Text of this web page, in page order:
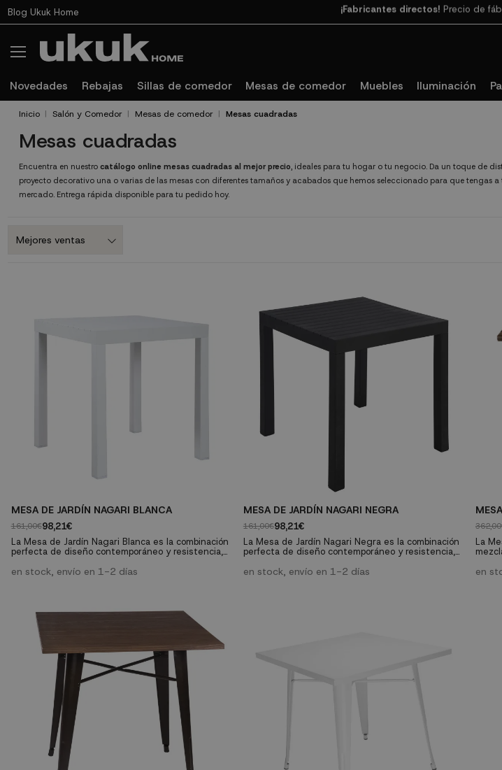
Blog Ukuk Home Paga en 3cuotas SIN
Novedades Rebajas Sillas de comedor Mesas de comedor Muebles Iluminación
Inicio Salón y Comedor Mesas de comedor Mesas cuadradas
Mesas cuadradas
Encuentra en nuestro catálogo online mesas cuadradas al mejor precio, ideales para tu hogar o tu negocio. Da un toque de
proyecto decorativo una o varias de las mesas con diferentes tamaños y acabados que hemos seleccionado para que tengas
mercado. Entrega rápida disponible para tu pedido hoy.
MESA DE JARDÍN NAGARI BLANCA
161,00€98,21€
La Mesa de Jardín Nagari Blanca es la combinación
perfecta de diseño contemporáneo y resistencia,
como exteriores. Con un acabado liso y moderno,
Características...
en stock, envío en 1-2 días
MESA DE JARDÍN NAGARI NEGRA
161,00€98,21€
La Mesa de Jardín Nagari Negra es la combinación
perfecta de diseño contemporáneo y resistencia,
como exteriores. Con un acabado liso y moderno,
en stock, envío en 1-2 días
La
hasta
en